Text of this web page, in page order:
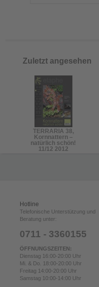
Zuletzt angesehen
TERRARIA 38,
Kornnattern –
natürlich schön!
11/12 2012
Hotline
Telefonische Unterstützung und
Beratung unter:
0711 - 3360155
ÖFFNUNGSZEITEN:
Dienstag 16:00-20:00 Uhr
Mi. & Do. 18:00-20:00 Uhr
Freitag 14:00-20:00 Uhr
Samstag 10:00-14:00 Uhr